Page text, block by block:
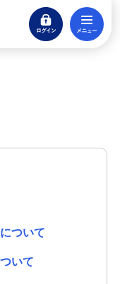
ログイン
閉じる
について
ついて
いて